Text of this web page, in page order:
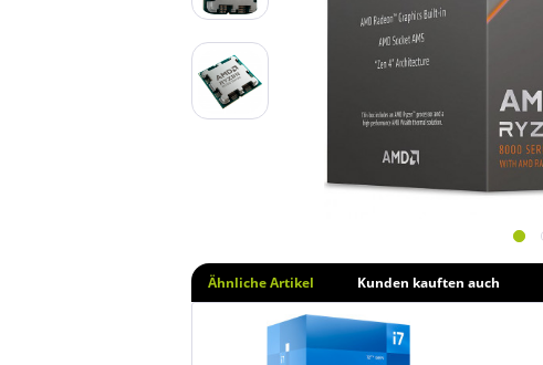
Ähnliche Artikel Kunden kauften auch